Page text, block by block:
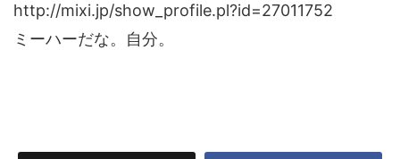
http://mixi.jp/show_profile.pl?id=27011752
ミーハーだな。自分。